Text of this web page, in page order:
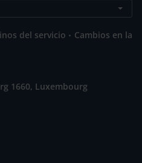
del servicio . Cambios en la
1660, Luxembourg